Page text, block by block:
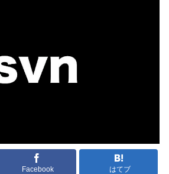
Facebook はてブ